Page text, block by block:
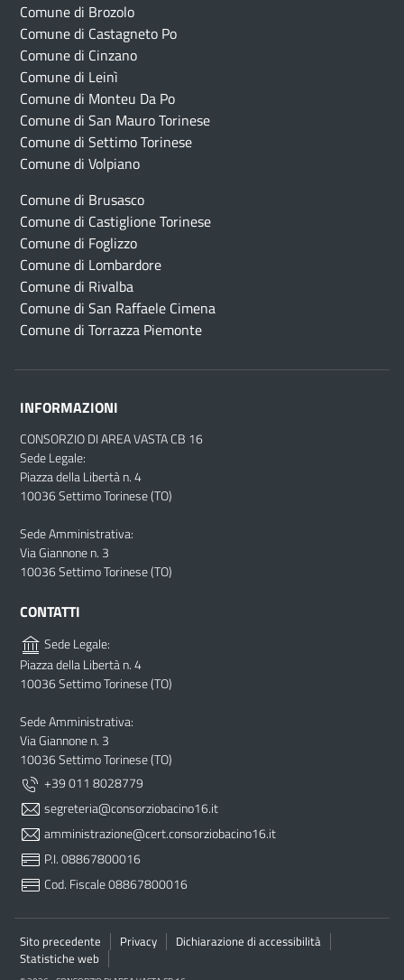
Comune di Brozolo
Comune di Castagneto Po
Comune di Cinzano
Comune di Leinì
Comune di Monteu Da Po
Comune di San Mauro Torinese
Comune di Settimo Torinese
Comune di Volpiano
Comune di Brusasco
Comune di Castiglione Torinese
Comune di Foglizzo
Comune di Lombardore
Comune di Rivalba
Comune di San Raffaele Cimena
Comune di Torrazza Piemonte
INFORMAZIONI
CONSORZIO DI AREA VASTA CB 16
Sede Legale:
Piazza della Libertà n. 4
10036 Settimo Torinese (TO)
Sede Amministrativa:
Via Giannone n. 3
10036 Settimo Torinese (TO)
CONTATTI
Sede Legale:
Piazza della Libertà n. 4
10036 Settimo Torinese (TO)
Sede Amministrativa:
Via Giannone n. 3
10036 Settimo Torinese (TO)
+39 011 8028779
segreteria@consorziobacino16.it
amministrazione@cert.consorziobacino16.it
P.I. 08867800016
Cod. Fiscale 08867800016
Sito precedente Privacy
Dichiarazione di accessibilità
Statistiche web